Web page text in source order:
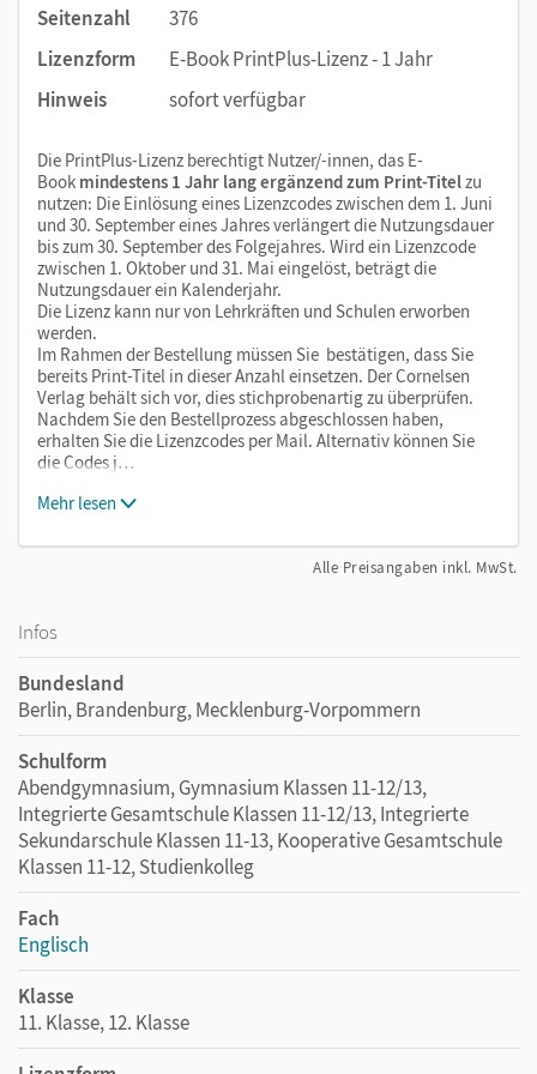
Seitenzahl
376
Lizenzform
E-Book PrintPlus-Lizenz - 1 Jahr
Hinweis
sofort verfügbar
Die PrintPlus-Lizenz berechtigt Nutzer/-innen, das E-
Book mindestens 1 Jahr lang ergänzend zum Print-Titelzu
nutzen: Die Einlösung eines Lizenzcodes zwischen dem 1. Juni
und 30. September eines Jahres verlängert die Nutzungsdauer
bis zum 30. September des Folgejahres. Wird ein Lizenzcode
zwischen 1. Oktober und 31. Mai eingelöst, beträgt die
Nutzungsdauer ein Kalenderjahr.
Die Lizenz kann nur von Lehrkräften und Schulen erworben
werden.
Im Rahmen der Bestellung müssen Sie bestätigen, dass Sie
bereits Print-Titel in dieser Anzahl einsetzen. Der Cornelsen
Verlag behält sich vor, dies stichprobenartig zu überprüfen.
Nachdem Sie den Bestellprozess abgeschlossen haben,
erhalten Sie die Lizenzcodes per Mail. Alternativ können Sie
die Codes j…
Mehr lesen
Alle Preisangaben inkl. MwSt.
Infos
Bundesland
Berlin, Brandenburg, Mecklenburg-Vorpommern
Schulform
Abendgymnasium, Gymnasium Klassen 11-12/13,
Integrierte Gesamtschule Klassen 11-12/13, Integrierte
Sekundarschule Klassen 11-13, Kooperative Gesamtschule
Klassen 11-12, Studienkolleg
Fach
Englisch
Klasse
11. Klasse, 12. Klasse